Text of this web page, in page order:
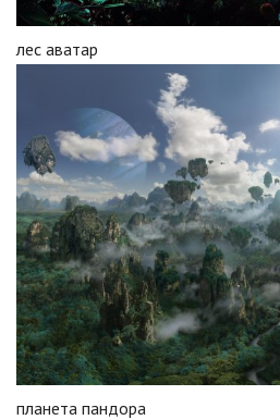
лес аватар
планета пандора